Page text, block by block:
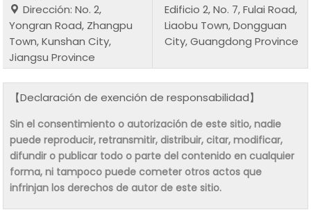
Dirección: No. 2,
Yongran Road, Zhangpu
Town, Kunshan City,
Jiangsu Province
Edificio 2, No. 7, Fulai Road,
Liaobu Town, Dongguan
City, Guangdong Province
【Declaración de exención de responsabilidad】
Sin el consentimiento o autorización de este sitio, nadie
puede reproducir, retransmitir, distribuir, citar, modificar,
difundir o publicar todo o parte del contenido en cualquier
forma, ni tampoco puede cometer otros actos que
infrinjan los derechos de autor de este sitio.